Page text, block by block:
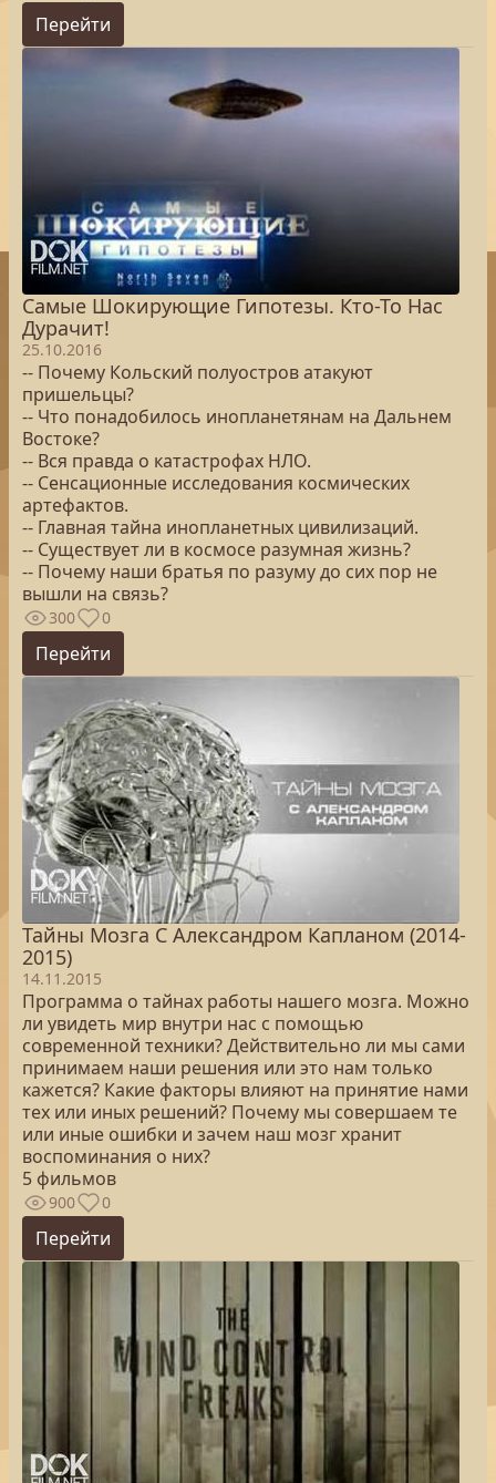
Перейти
Самые Шокирующие Гипотезы. Кто-То Нас
Дурачит!
25.10.2016
-- Почему Кольский полуостров атакуют
пришельцы?
-- Что понадобилось инопланетянам на Дальнем
Востоке?
-- Вся правда о катастрофах НЛО.
-- Сенсационные исследования космических
артефактов.
-- Главная тайна инопланетных цивилизаций.
-- Существует ли в космосе разумная жизнь?
-- Почему наши братья по разуму до сих пор не
вышли на связь?
300 0
Перейти
Тайны Мозга С Александром Капланом (2014-
2015)
14.11.2015
Программа о тайнах работы нашего мозга. Можно
ли увидеть мир внутри нас с помощью
современной техники? Действительно ли мы сами
принимаем наши решения или это нам только
кажется? Какие факторы влияют на принятие нами
тех или иных решений? Почему мы совершаем те
или иные ошибки и зачем наш мозг хранит
воспоминания о них?
5 фильмов
900 0
Перейти